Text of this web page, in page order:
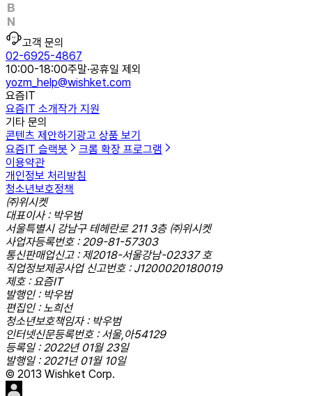
고객 문의
02-6925-4867
10:00-18:00주말·공휴일 제외
yozm_help@wishket.com
요즘IT
요즘IT 소개작가 지원
기타 문의
콘텐츠 제안하기 광고 상품 보기
요즘IT 슬랙봇
크롬 확장 프로그램
이용약관
개인정보 처리방침
청소년보호정책
㈜위시켓
대표이사 : 박우범
서울특별시 강남구 테헤란로 211 3층 ㈜위시켓
사업자등록번호 : 209-81-57303
통신판매업신고 : 제2018-서울강남-02337 호
직업정보제공사업 신고번호 : J1200020180019
제호 : 요즘IT
발행인 : 박우범
편집인 : 노희선
청소년보호책임자 : 박우범
인터넷신문등록번호 : 서울,아54129
등록일 : 2022년 01월 23일
발행일 : 2021년 01월 10일
© 2013 Wishket Corp.